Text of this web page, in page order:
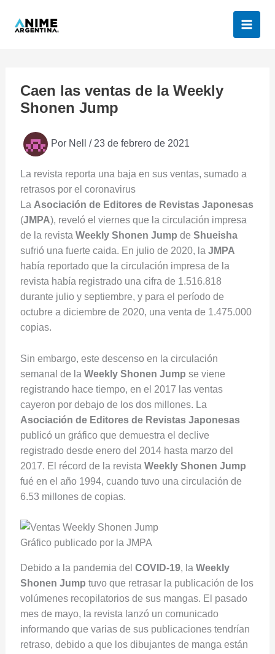
Caen las ventas de la Weekly
Shonen Jump
Por Nell / 23 de febrero de 2021
La revista reporta una baja en sus ventas, sumado a
retrasos por el coronavirus
La Asociación de Editores de Revistas Japonesas
(JMPA), reveló el viernes que la circulación impresa
de la revista Weekly Shonen Jump de Shueisha
sufrió una fuerte caida. En julio de 2020, la JMPA
había reportado que la circulación impresa de la
revista había registrado una cifra de 1.516.818
durante julio y septiembre, y para el período de
octubre a diciembre de 2020, una venta de 1.475.000
copias.
Sin embargo, este descenso en la circulación
semanal de la Weekly Shonen Jump se viene
registrando hace tiempo, en el 2017 las ventas
cayeron por debajo de los dos millones. La
Asociación de Editores de Revistas Japonesas
publicó un gráfico que demuestra el declive
registrado desde enero del 2014 hasta marzo del
2017. El récord de la revista Weekly Shonen Jump
fué en el año 1994, cuando tuvo una circulación de
6.53 millones de copias.
Gráfico publicado por la JMPA
Debido a la pandemia del COVID-19, la Weekly
Shonen Jump tuvo que retrasar la publicación de los
volúmenes recopilatorios de sus mangas. El pasado
mes de mayo, la revista lanzó un comunicado
informando que varias de sus publicaciones tendrían
retraso, debido a que los dibujantes de manga están